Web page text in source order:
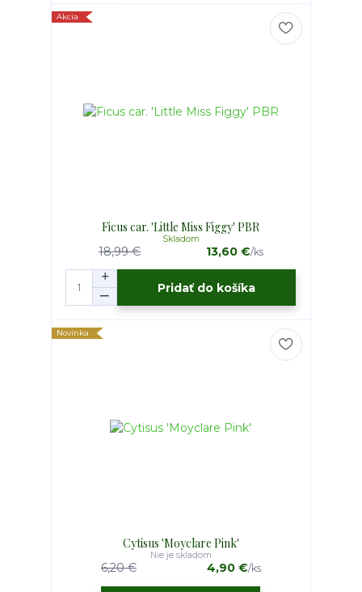
Akcia
Ficus car. 'Little Miss Figgy' PBR
18,99 € 13,60 €/ks
Skladom
Pridať do košíka
Novinka
Cytisus 'Moyclare Pink'
6,20 € 4,90 €/ks
Nie je skladom